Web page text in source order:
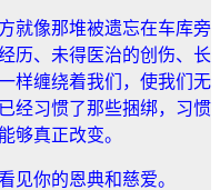
就像那堆被遗忘在车库旁
历、未得医治的创伤、长
样缠绕着我们，使我们无
经习惯了那些捆绑，习惯
够真正改变。
见你的恩典和慈爱。